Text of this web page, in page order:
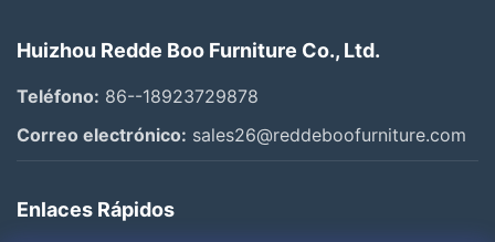
Sofá seccional en forma de L
Sofá de tela de lino
Huizhou Redde Boo Furniture Co., Ltd.
Teléfono: 86--18923729878
Correo electrónico: sales26@reddeboofurniture.com
Enlaces Rápidos